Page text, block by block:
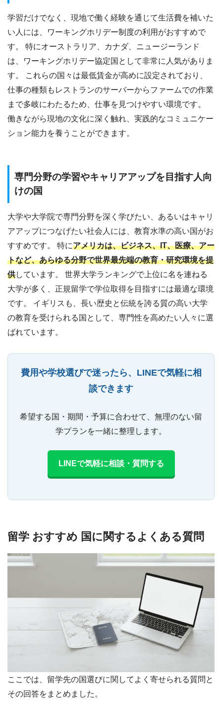
学習だけでなく、現地で働く経験を通じて生活費を補いた
い人には、ワーキングホリデー制度の利用がおすすめで
す。 特にオーストラリア、カナダ、ニュージーランド
は、ワーキングホリデー協定国として非常に人気がありま
す。 これらの国々は最低賃金が高めに設定されており、
仕事の種類もレストランのサーバーからファームでの作業
まで多岐にわたるため、仕事を見つけやすい環境です。
働きながら現地の文化に深く触れ、実践的なコミュニケー
ション能力を養うことができます。
専門分野の学習やキャリアアップを目指す人向
けの国
大学や大学院で専門分野を深く学びたい、あるいはキャリ
アアップにつなげたい社会人には、教育水準の高い国がお
すすめです。 特にアメリカは、ビジネス、IT、医療、アー
トなど、あらゆる分野で世界最先端の教育・研究環境を提
供しています。 世界大学ランキングで上位に名を連ねる
大学が多く、正規留学で学位取得を目指すには最適な環境
です。 イギリスも、長い歴史と伝統を誇る質の高い大学
の教育を受けられる国として、専門性を高めたい人々に選
ばれています。
費用や学校選びで迷ったら、LINEで気軽に相
談できます
希望する国・期間・予算に合わせて、無理のない留
学プランを一緒に整理します。
LINEで気軽に相談・質問する
留学 おすすめ 国に関するよくある質問
ここでは、留学先の国選びに関してよく寄せられる質問と
その回答をまとめました。